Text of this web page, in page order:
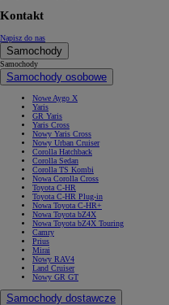
Kontakt
Napisz do nas
Samochody
Samochody
Samochody osobowe
Nowe Aygo X
Yaris
GR Yaris
Yaris Cross
Nowy Yaris Cross
Nowy Urban Cruiser
Corolla Hatchback
Corolla Sedan
Corolla TS Kombi
Nowa Corolla Cross
Toyota C-HR
Toyota C-HR Plug-in
Nowa Toyota C-HR+
Nowa Toyota bZ4X
Nowa Toyota bZ4X Touring
Camry
Prius
Mirai
Nowy RAV4
Land Cruiser
Nowy GR GT
Samochody dostawcze